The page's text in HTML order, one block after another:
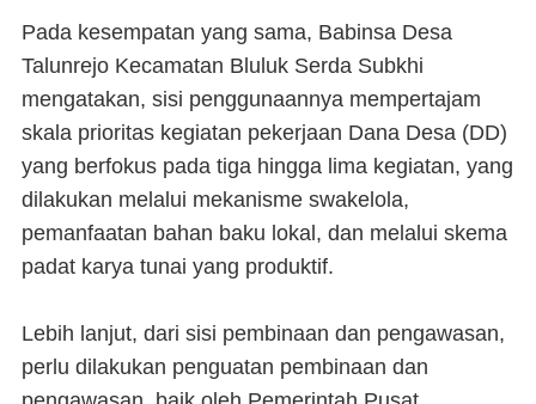
Pada kesempatan yang sama, Babinsa Desa
Talunrejo Kecamatan Bluluk Serda Subkhi
mengatakan, sisi penggunaannya mempertajam
skala prioritas kegiatan pekerjaan Dana Desa (DD)
yang berfokus pada tiga hingga lima kegiatan, yang
dilakukan melalui mekanisme swakelola,
pemanfaatan bahan baku lokal, dan melalui skema
padat karya tunai yang produktif.
Lebih lanjut, dari sisi pembinaan dan pengawasan,
perlu dilakukan penguatan pembinaan dan